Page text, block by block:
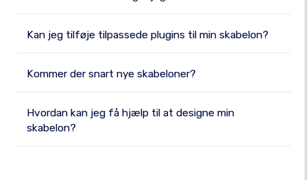
Kan jeg tilføje tilpassede plugins til min skabelon?
Kommer der snart nye skabeloner?
Hvordan kan jeg få hjælp til at designe min
skabelon?